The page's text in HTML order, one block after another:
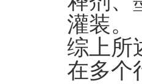
灌装。
综上所
在多个